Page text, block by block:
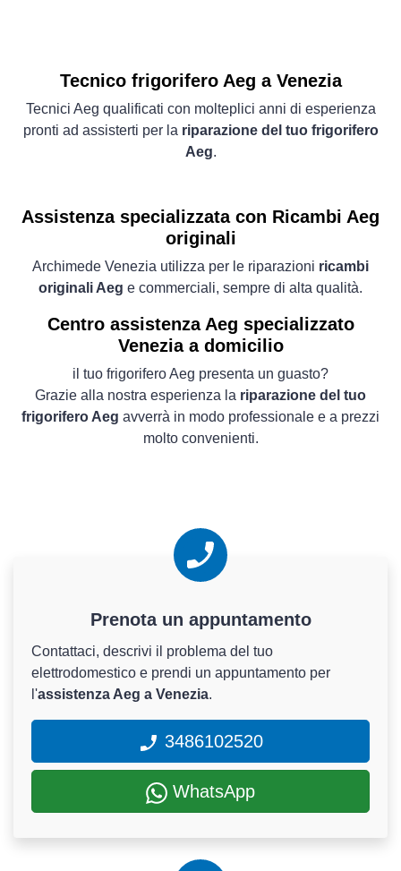
Tecnico frigorifero Aeg a Venezia
Tecnici Aeg qualificati con molteplici anni di esperienza
pronti ad assisterti per la riparazione del tuo frigorifero
Aeg.
Assistenza specializzata con Ricambi Aeg
originali
Archimede Venezia utilizza per le riparazioni ricambi
originali Aeg e commerciali, sempre di alta qualità.
Centro assistenza Aeg specializzato
Venezia a domicilio
il tuo frigorifero Aeg presenta un guasto?
Grazie alla nostra esperienza la riparazione del tuo
frigorifero Aeg avverrà in modo professionale e a prezzi
molto convenienti.
Prenota un appuntamento
Contattaci, descrivi il problema del tuo
elettrodomestico e prendi un appuntamento per
l'assistenza Aeg a Venezia.
3486102520
WhatsApp